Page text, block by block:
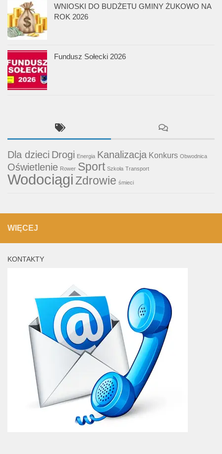
WNIOSKI DO BUDŻETU GMINY ŻUKOWO NA
ROK 2026
Fundusz Sołecki 2026
Dla dzieci Drogi Energia Kanalizacja Konkurs Obwodnica
Oświetlenie Rower Sport Szkoła Transport
WodociągiZdrowie śmieci
WIĘCEJ
KONTAKTY